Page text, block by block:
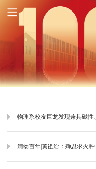
物理系校友巨龙发现兼具磁性、
清物百年|黄祖洽：殚思求火